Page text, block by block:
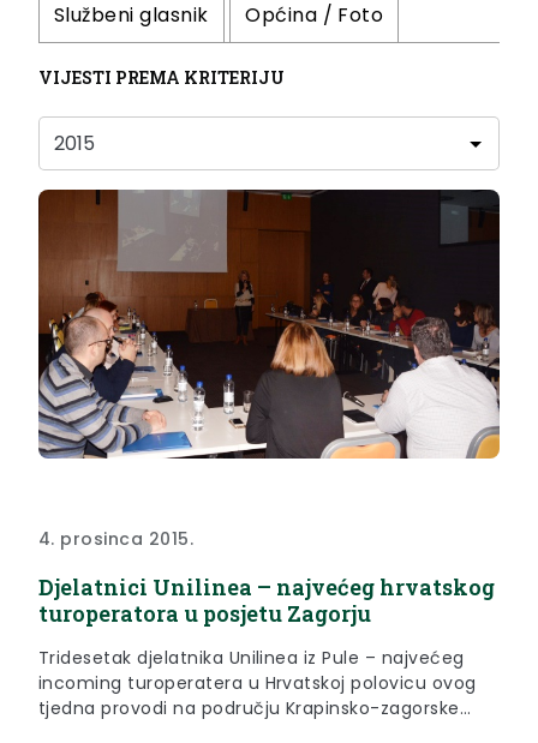
Službeni glasnik Općina / Foto
VIJESTI PREMA KRITERIJU
4. prosinca 2015.
Djelatnici Unilinea – najvećeg hrvatskog
turoperatora u posjetu Zagorju
Tridesetak djelatnika Unilinea iz Pule – najvećeg
incoming turoperatera u Hrvatskoj polovicu ovog
tjedna provodi na području Krapinsko-zagorske